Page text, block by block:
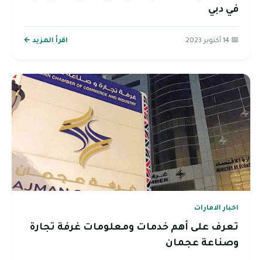
في دبي
📅 14 أكتوبر 2023 اقرأ المزيد ←
اخبار الامارات
تعرف على أهم خدمات ومعلومات غرفة تجارة
وصناعة عجمان